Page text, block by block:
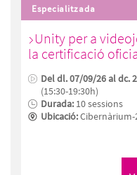
Especialitzada
Unity per a
la certificació
Del dl. 07/09/26 al dc.
(15:30-19:30h)
Durada: 10 sessions
Ubicació:Cibernàrium-